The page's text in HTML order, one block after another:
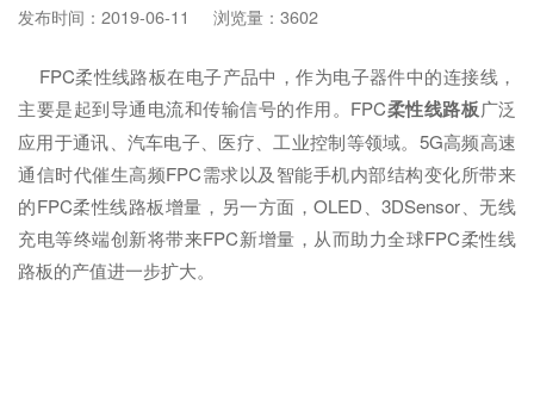
发布时间：2019-06-11 浏览量：3602
FPC柔性线路板在电子产品中，作为电子器件中的连接线，
主要是起到导通电流和传输信号的作用。FPC柔性线路板广泛
应用于通讯、汽车电子、医疗、工业控制等领域。5G高频高速
通信时代催生高频FPC需求以及智能手机内部结构变化所带来
的FPC柔性线路板增量，另一方面，OLED、3DSensor、无线
充电等终端创新将带来FPC新增量，从而助力全球FPC柔性线
路板的产值进一步扩大。